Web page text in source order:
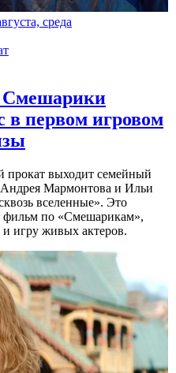
среда
Смешарики
в первом игровом
прокат выходит семейный
Мармонтова и Ильи
вселенные». Это
по «Смешарикам»,
игру живых актеров.